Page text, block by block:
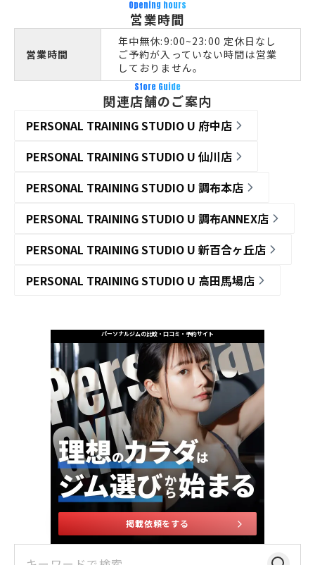
Opening hours
営業時間
営業時間
年中無休:9:00~23:00 定休日なし
ご予約が入っていない時間は営業
しておりません。
Store Guide
関連店舗のご案内
PERSONAL TRAINING STUDIO U 府中店
PERSONAL TRAINING STUDIO U 仙川店
PERSONAL TRAINING STUDIO U 調布本店
PERSONAL TRAINING STUDIO U 調布ANNEX店
PERSONAL TRAINING STUDIO U 新百合ヶ丘店
PERSONAL TRAINING STUDIO U 高田馬場店
パーソナルジムの比較・口コミ・予約サイト
掲載依頼をする